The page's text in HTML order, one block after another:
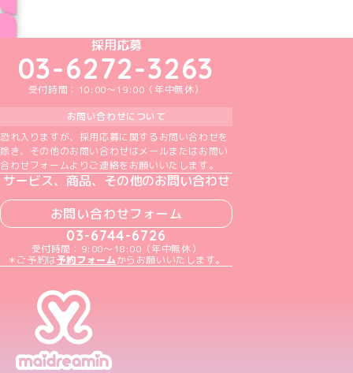
めいどりーみんTikTok公式アカウント
めいどりーみんX公式アカウント
めいどりーみんInstagram公式アカウント
めいどりーみんFacebook公式アカウン
めいどりーみんYouTube公式アカ
採用応募
03-6272-3263
受付時間：10:00～19:00（年中無休）
お問い合わせについて
恐れ入りますが、採用応募に関するお問い合わせを
除き、その他のお問い合わせはメールまたはお問い
合わせフォームよりご連絡をお願いいたします。
サービス、商品、その他のお問い合わせ
お問い合わせフォーム
03-6744-6726
受付時間：9:00～18:00（年中無休）
＊ご予約は予約フォームからお願いいたします。